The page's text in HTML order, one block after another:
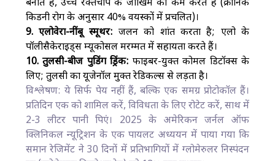
बनाते हैं, उच्च रक्तचाप के जोखिम को कम करते हैं (क्रोनिक
किडनी रोग के अनुसार 40% वयस्कों में प्रचलित)।
9. एलोवेरा-नींबू स्मूथर: जलन को शांत करता है; एलो के
पॉलीसैकेराइड्स म्यूकोसल मरम्मत में सहायता करते हैं।
10. तुलसी-बीज पुडिंग ड्रिंक: फाइबर-युक्त कोमल डिटॉक्स के
लिए; तुलसी का यूजेनॉल मुक्त रेडिकल्स से लड़ता है।
विश्लेषण: ये सिर्फ पेय नहीं हैं, बल्कि एक समग्र प्रोटोकॉल हैं।
प्रतिदिन एक को शामिल करें, विविधता के लिए रोटेट करें, साथ में
2-3 लीटर पानी पिएं। 2025 के अमेरिकन जर्नल ऑफ
क्लिनिकल न्यूट्रिशन के एक पायलट अध्ययन में पाया गया कि
समान रेजिमेंट ने 30 दिनों में प्रतिभागियों में ग्लोमेरुलर निस्पंदन